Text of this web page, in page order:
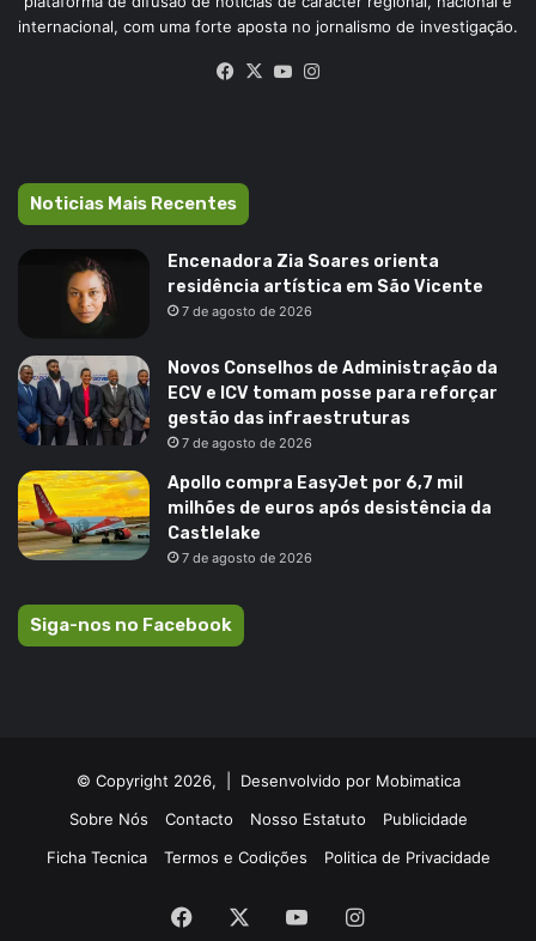
internacional, com uma forte aposta no jornalismo de investigação.
Facebook
X YouTube
Noticias Mais Recentes
Encenadora Zia Soares orienta
residência artística em São Vicente
7 de agosto de 2026
Novos Conselhos de Administração da
ECV e ICV tomam posse para reforçar
gestão das infraestruturas
7 de agosto de 2026
Apollo compra EasyJet por 6,7 mil
milhões de euros após desistência da
Castlelake
7 de agosto de 2026
Siga-nos no Facebook
© Copyright 2026, | Desenvolvido por Mobimatica
Sobre Nós
Contacto Nosso Estatuto
Publicidade
Ficha Tecnica
Termos e Codições Politica de Privacidade
Facebook YouTubeInstagram